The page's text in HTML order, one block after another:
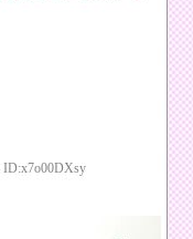
ID:x7o00DXsy